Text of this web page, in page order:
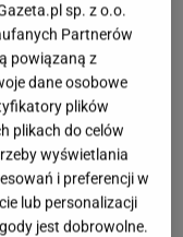
zmuszają
kupować w
się kulinarnych
albo nie
pokazuje, że
można
warunkach.
sp. z o.o.
Partnerów
powiązaną z
dane osobowe
plików
plikach do celów
wyświetlania
i preferencji w
lub personalizacji
jest dobrowolne.